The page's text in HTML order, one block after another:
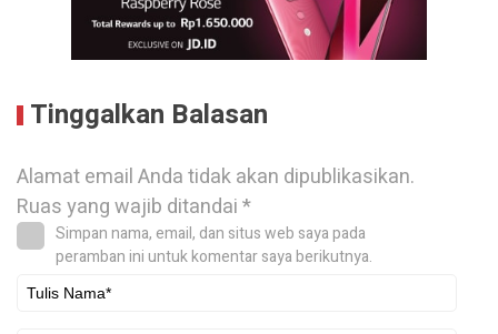
Tinggalkan Balasan
Alamat email Anda tidak akan dipublikasikan.
Ruas yang wajib ditandai*
Simpan nama, email, dan situs web saya pada
peramban ini untuk komentar saya berikutnya.